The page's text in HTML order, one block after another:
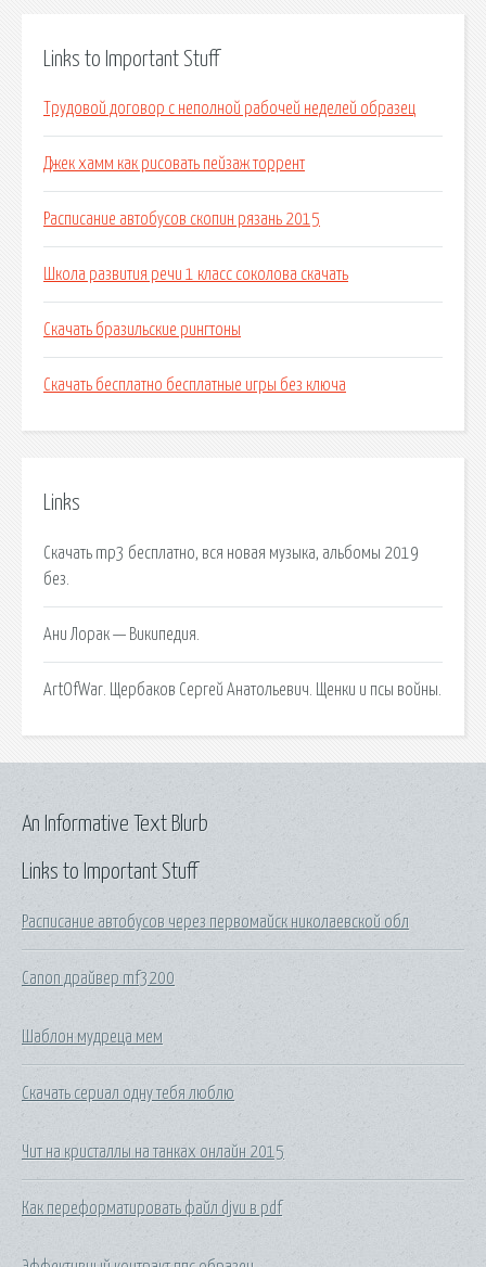
Links to Important Stuff
Трудовой договор с неполной рабочей неделей образец
Джек хамм как рисовать пейзаж торрент
Расписание автобусов скопин рязань 2015
Школа развития речи 1 класс соколова скачать
Скачать бразильские рингтоны
Скачать бесплатно бесплатные игры без ключа
Links
Скачать mp3 бесплатно, вся новая музыка, альбомы 2019
без.
Ани Лорак — Википедия.
ArtOfWar. Щербаков Сергей Анатольевич. Щенки и псы войны.
Links to Important Stuff
Расписание автобусов через первомайск николаевской обл
Canon драйвер mf3200
Шаблон мудреца мем
Скачать сериал одну тебя люблю
Чит на кристаллы на танках онлайн 2015
Как переформатировать файл djvu в pdf
An Informative Text Blurb